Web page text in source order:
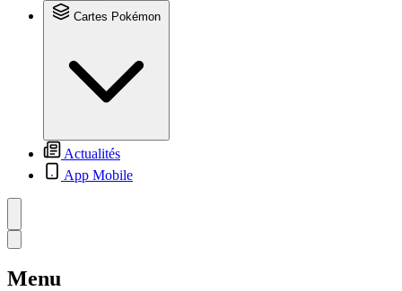
Actualités
App Mobile
Menu